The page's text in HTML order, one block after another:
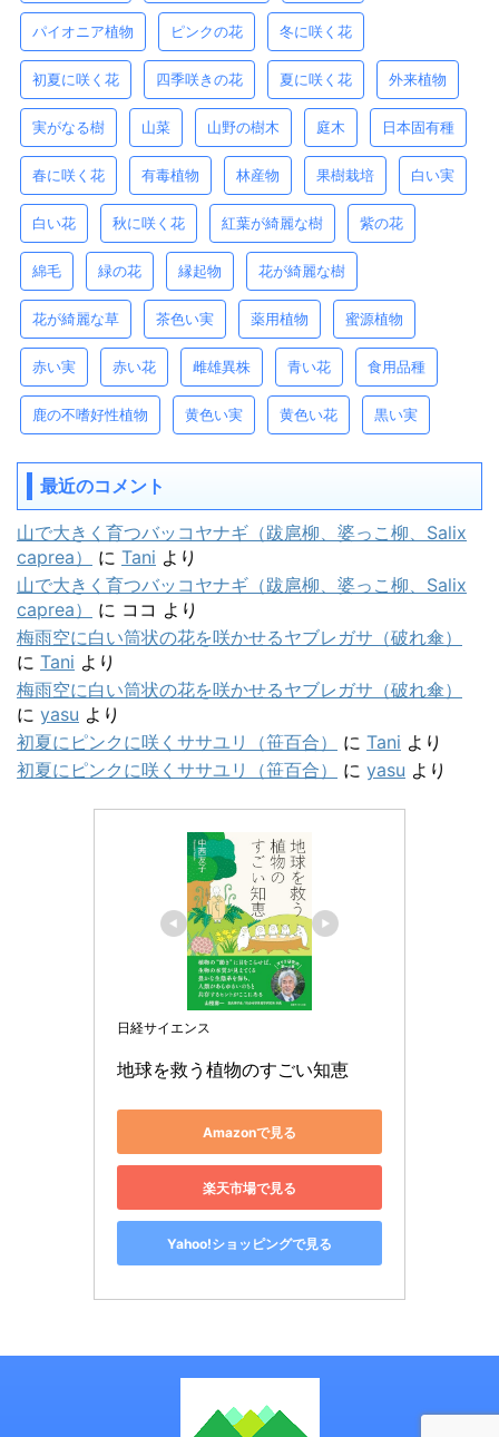
パイオニア植物 ピンクの花 冬に咲く花
初夏に咲く花 四季咲きの花 夏に咲く花 外来植物
実がなる樹 山菜 山野の樹木 庭木 日本固有種
春に咲く花 有毒植物 林産物 果樹栽培 白い実
白い花 秋に咲く花 紅葉が綺麗な樹 紫の花
綿毛 緑の花 縁起物 花が綺麗な樹
花が綺麗な草 茶色い実 薬用植物 蜜源植物
赤い実 赤い花 雌雄異株 青い花 食用品種
鹿の不嗜好性植物 黄色い実 黄色い花 黒い実
最近のコメント
山で大きく育つバッコヤナギ（跋扈柳、婆っこ柳、Salix
caprea）
に Tani より
山で大きく育つバッコヤナギ（跋扈柳、婆っこ柳、Salix
caprea）
に ココ より
梅雨空に白い筒状の花を咲かせるヤブレガサ（破れ傘）
に Tani より
梅雨空に白い筒状の花を咲かせるヤブレガサ（破れ傘）
に yasu より
初夏にピンクに咲くササユリ（笹百合）
に Tani より
初夏にピンクに咲くササユリ（笹百合）
に yasu より
日経サイエンス
地球を救う植物のすごい知恵
Amazonで見る
楽天市場で見る
Yahoo!ショッピングで見る